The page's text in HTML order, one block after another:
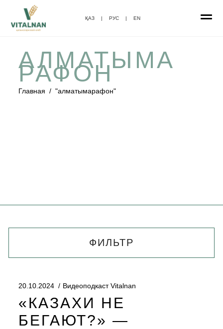
ҚАЗ | РУС | EN
АЛМАТЫМА
РАФОН
Главная / "алматымарафон"
ФИЛЬТР
20.10.2024 Видеоподкаст Vitalnan
«КАЗАХИ НЕ
БЕГАЮТ?» —